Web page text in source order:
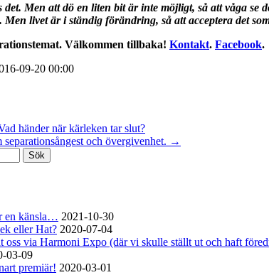
Men att dö en liten bit är inte möjligt, så att våga
livet är i ständig förändring, så att acceptera det
Välkommen tillbaka! Kontakt. Facebook.
09-20 00:00
händer när kärleken tar slut?
och övergivenhet. →
en känsla… 2021-10-30
eller Hat? 2020-07-04
oss via Harmoni Expo (där vi skulle ställt ut och haft
03-09
premiär! 2020-03-01